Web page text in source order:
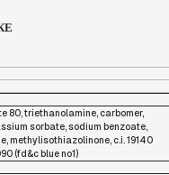
80, triethanolamine, carbomer,
sorbate, sodium benzoate,
methylisothiazolinone, c.i. 19140
(fd&c blue no1)